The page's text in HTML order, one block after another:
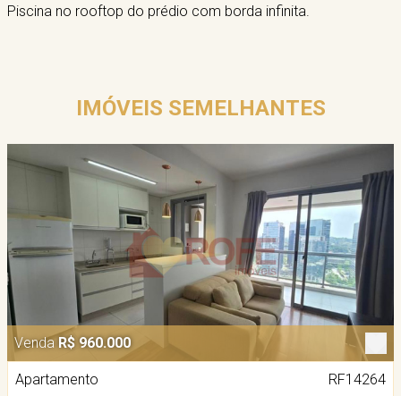
Piscina no rooftop do prédio com borda infinita.
IMÓVEIS SEMELHANTES
Venda R$ 960.000
Apartamento RF14264